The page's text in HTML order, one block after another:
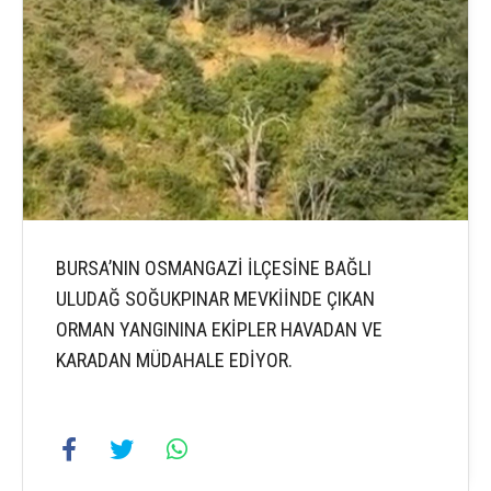
BURSA’NIN OSMANGAZİ İLÇESİNE BAĞLI
ULUDAĞ SOĞUKPINAR MEVKİİNDE ÇIKAN
ORMAN YANGININA EKİPLER HAVADAN VE
KARADAN MÜDAHALE EDİYOR.